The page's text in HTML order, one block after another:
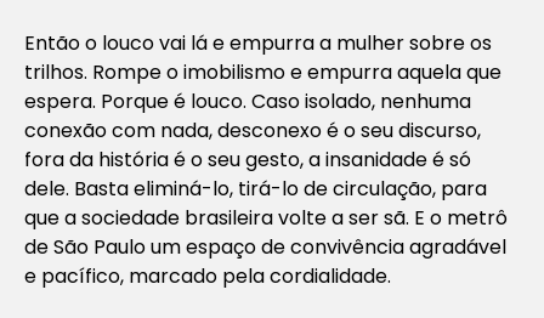
Então o louco vai lá e empurra a mulher sobre os
trilhos. Rompe o imobilismo e empurra aquela que
espera. Porque é louco. Caso isolado, nenhuma
conexão com nada, desconexo é o seu discurso,
fora da história é o seu gesto, a insanidade é só
dele. Basta eliminá-lo, tirá-lo de circulação, para
que a sociedade brasileira volte a ser sã. E o metrô
de São Paulo um espaço de convivência agradável
e pacífico, marcado pela cordialidade.